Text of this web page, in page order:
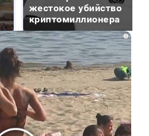
жестокое убийство
криптомиллионера
i